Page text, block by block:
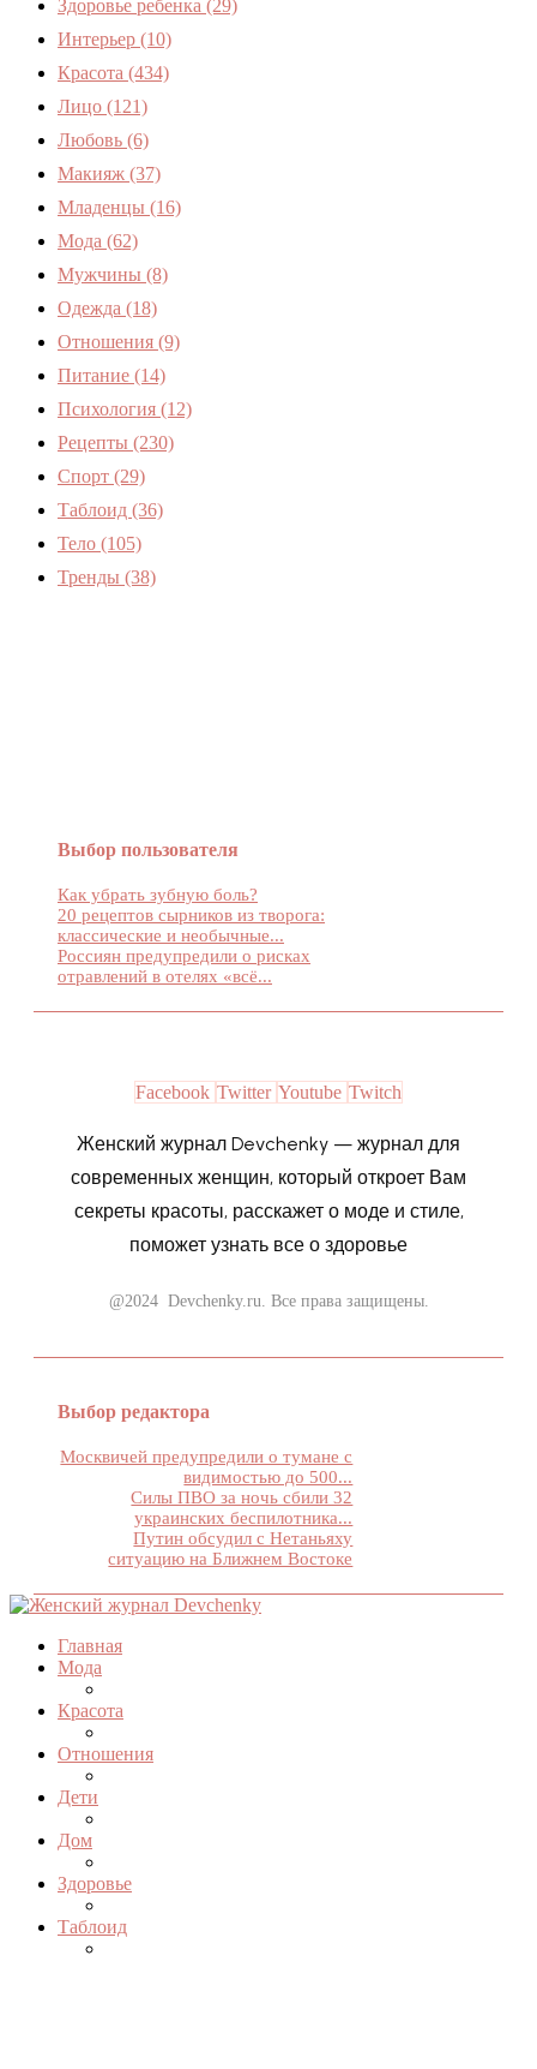
Здоровье ребенка (29)
Интерьер (10)
Красота (434)
Лицо (121)
Любовь (6)
Макияж (37)
Младенцы (16)
Мода (62)
Мужчины (8)
Одежда (18)
Отношения (9)
Питание (14)
Психология (12)
Рецепты (230)
Спорт (29)
Таблоид (36)
Тело (105)
Тренды (38)
Выбор пользователя
Как убрать зубную боль?
20 рецептов сырников из творога:
классические и необычные...
Россиян предупредили о рисках
отравлений в отелях «всё...
Facebook Twitter Youtube Twitch
Женский журнал Devchenky — журнал для
современных женщин, который откроет Вам
секреты красоты, расскажет о моде и стиле,
поможет узнать все о здоровье
@2024 Devchenky.ru. Все права защищены.
Выбор редактора
Москвичей предупредили о тумане с
видимостью до 500...
Силы ПВО за ночь сбили 32
украинских беспилотника...
Путин обсудил с Нетаньяху
ситуацию на Ближнем Востоке
Главная
Мода
Красота
Отношения
Дети
Дом
Здоровье
Таблоид